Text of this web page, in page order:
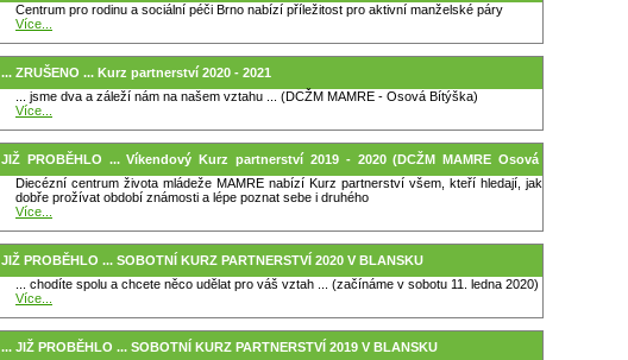
Centrum pro rodinu a sociální péči Brno nabízí příležitost pro aktivní manželské páry
Více...
... ZRUŠENO ... Kurz partnerství 2020 - 2021
... jsme dva a záleží nám na našem vztahu ... (DCŽM MAMRE - Osová Bítýška)
Více...
JIŽ PROBĚHLO ... Víkendový Kurz partnerství 2019 - 2020 (DCŽM MAMRE Osová
Bítýška)
Diecézní centrum života mládeže MAMRE nabízí Kurz partnerství všem, kteří hledají, jak
dobře prožívat období známosti a lépe poznat sebe i druhého
Více...
JIŽ PROBĚHLO ... SOBOTNÍ KURZ PARTNERSTVÍ 2020 V BLANSKU
... chodíte spolu a chcete něco udělat pro váš vztah ... (začínáme v sobotu 11. ledna 2020)
Více...
... JIŽ PROBĚHLO ... SOBOTNÍ KURZ PARTNERSTVÍ 2019 V BLANSKU